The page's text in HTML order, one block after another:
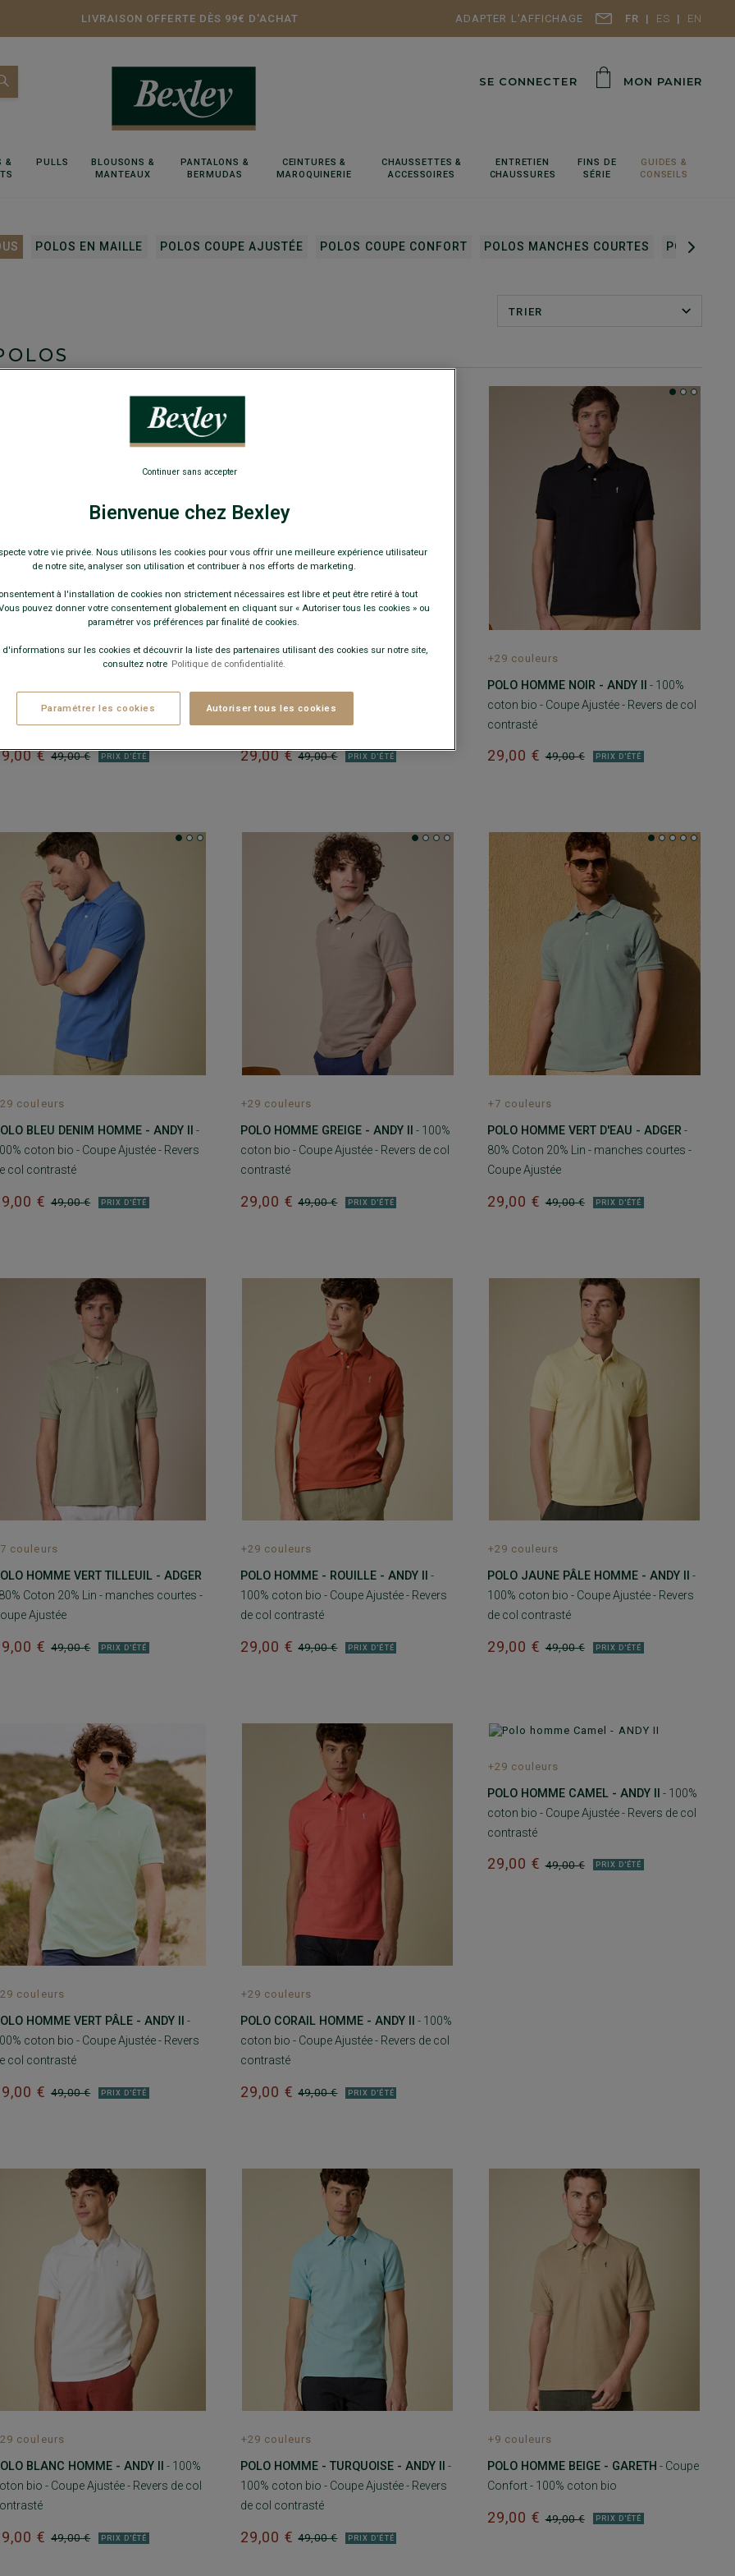
FR ES EN
LIVRAISON OFFERTE DÈS 99€ D'ACHAT ADAPTER L'AFFICHAGE
SE CONNECTER MON PANIER
&
PULLS
BLOUSONS &
MANTEAUX
PANTALONS &
BERMUDAS
CEINTURES &
MAROQUINERIE
CHAUSSETTES &
ACCESSOIRES
ENTRETIEN
CHAUSSURES
FINS DE
SÉRIE
GUIDES &
CONSEILS
POLOS EN MAILLE POLOS COUPE AJUSTÉE POLOS COUPE CONFORT POLOS MANCHES COURTES POLOS
TRIER
- 100% coton bio - Coupe Ajustée -
Revers de col contrasté
49,00 €
€ PRIX D'ÉTÉ
+7 couleurs
80% Coton 20% Lin - manches courtes -
Coupe Ajustée
49,00 €
29,00 € PRIX D'ÉTÉ
+29 couleurs
POLO HOMME NOIR - ANDY II - 100%
coton bio - Coupe Ajustée - Revers de col
contrasté
49,00 €
29,00 € PRIX D'ÉTÉ
couleurs
BLEU DENIM HOMME - ANDY II
-
coton bio - Coupe Ajustée - Revers
col contrasté
49,00 €
€ PRIX D'ÉTÉ
+29 couleurs
POLO HOMME GREIGE - ANDY II
- 100%
coton bio - Coupe Ajustée - Revers de col
contrasté
49,00 €
29,00 € PRIX D'ÉTÉ
+7 couleurs
POLO HOMME VERT D'EAU - ADGER -
80% Coton 20% Lin - manches courtes -
Coupe Ajustée
49,00 €
29,00 € PRIX D'ÉTÉ
couleurs
HOMME VERT TILLEUIL - ADGER
Coton 20% Lin - manches courtes -
Ajustée
49,00 €
€ PRIX D'ÉTÉ
+29 couleurs
POLO HOMME - ROUILLE - ANDY II
-
100% coton bio - Coupe Ajustée - Revers
de col contrasté
49,00 €
29,00 € PRIX D'ÉTÉ
+29 couleurs
POLO JAUNE PÂLE HOMME - ANDY II
-
100% coton bio - Coupe Ajustée - Revers
de col contrasté
49,00 €
29,00 € PRIX D'ÉTÉ
couleurs
HOMME VERT PÂLE - ANDY II
-
coton bio - Coupe Ajustée - Revers
col contrasté
49,00 €
€ PRIX D'ÉTÉ
+29 couleurs
POLO CORAIL HOMME - ANDY II
- 100%
coton bio - Coupe Ajustée - Revers de col
contrasté
49,00 €
29,00 € PRIX D'ÉTÉ
+29 couleurs
POLO HOMME CAMEL - ANDY II - 100%
coton bio - Coupe Ajustée - Revers de col
contrasté
49,00 €
29,00 € PRIX D'ÉTÉ
couleurs
BLANC HOMME - ANDY II
- 100%
bio - Coupe Ajustée - Revers de col
49,00 €
€ PRIX D'ÉTÉ
+29 couleurs
POLO HOMME - TURQUOISE - ANDY II
-
100% coton bio - Coupe Ajustée - Revers
de col contrasté
49,00 €
29,00 € PRIX D'ÉTÉ
+9 couleurs
POLO HOMME BEIGE - GARETH - Coupe
Confort - 100% coton bio
49,00 €
29,00 € PRIX D'ÉTÉ
Bienvenue chez Bexley
votre vie privée. Nous utilisons les cookies pour vous offrir une meilleure expérience utilisateur
de notre site, analyser son utilisation et contribuer à nos efforts de marketing.
à l'installation de cookies non strictement nécessaires est libre et peut être retiré à tout
pouvez donner votre consentement globalement en cliquant sur « Autoriser tous les cookies » ou
paramétrer vos préférences par finalité de cookies.
d'informations sur les cookies et découvrir la liste des partenaires utilisant des cookies sur notre site,
consultez notre Politique de confidentialité.
Paramétrer les cookies Autoriser tous les cookies
Continuer sans accepter